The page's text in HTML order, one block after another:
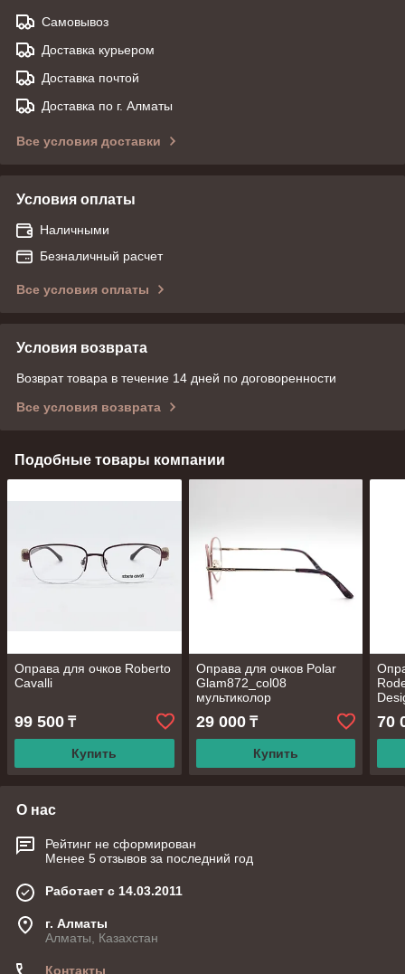
Самовывоз
Доставка курьером
Доставка почтой
Доставка по г. Алматы
Все условия доставки
Условия оплаты
Наличными
Безналичный расчет
Все условия оплаты
Условия возврата
Возврат товара в течение 14 дней по договоренности
Все условия возврата
Подобные товары компании
Оправа для очков Roberto
Cavalli
99 500 ₸
Купить
Оправа для очков Polar
Glam872_col08
мультиколор
29 000₸
Купить
70
О нас
Рейтинг не сформирован
Менее 5 отзывов за последний год
Работает с 14.03.2011
г. Алматы
Алматы, Казахстан
Контакты